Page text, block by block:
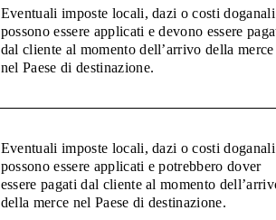
Eventuali imposte locali, dazi o costi doganali
possono essere applicati e devono essere
dal cliente al momento dell’arrivo della merce
nel Paese di destinazione.
Eventuali imposte locali, dazi o costi doganali
possono essere applicati e potrebbero dover
essere pagati dal cliente al momento
della merce nel Paese di destinazione.